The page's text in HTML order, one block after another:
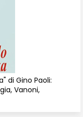
di Gino Paoli:
Vanoni,